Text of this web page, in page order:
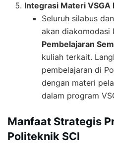
Integrasi Materi VSGA
Seluruh silabus
akan diakomodasi
Pembelajaran
kuliah terkait.
pembelajaran di
dengan materi
dalam program
Manfaat Strategis
Politeknik SCI